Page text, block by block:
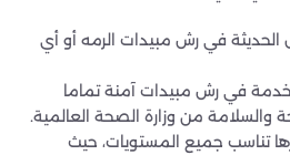
في رش مبيدات الرمه أو أي
في رش مبيدات آمنة تماما
من وزارة الصحة العالمية.
تناسب جميع المستويات، حيث